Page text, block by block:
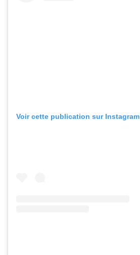
Voir cette publication sur Instagram